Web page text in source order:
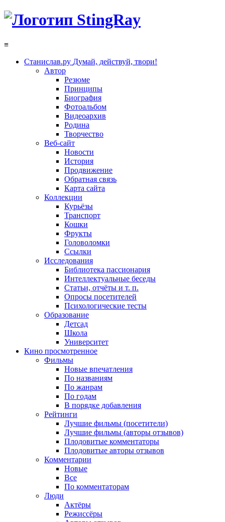
≡
Станислав.ру Думай, действуй, твори!
Автор
Резюме
Принципы
Биография
Фотоальбом
Видеоархив
Родина
Творчество
Веб-сайт
Новости
История
Продвижение
Обратная связь
Карта сайта
Коллекции
Курьёзы
Транспорт
Кошки
Фрукты
Головоломки
Ссылки
Исследования
Библиотека пассионария
Интеллектуальные беседы
Статьи, отчёты и т. п.
Опросы посетителей
Психологические тесты
Образование
Детсад
Школа
Университет
Кино просмотренное
Фильмы
Новые впечатления
По названиям
По жанрам
По годам
В порядке добавления
Рейтинги
Лучшие фильмы (посетители)
Лучшие фильмы (авторы отзывов)
Плодовитые комментаторы
Плодовитые авторы отзывов
Комментарии
Новые
Все
По комментаторам
Люди
Актёры
Режиссёры